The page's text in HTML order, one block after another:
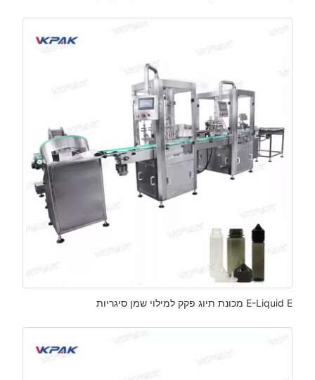
E-Liquid E מכונת תיוג פקק למילוי שמן סיגריות